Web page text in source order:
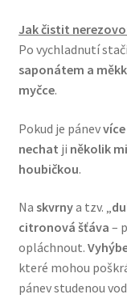
Jak čistit
Po vychladnutí
saponátem a
myčce.
Pokud je pánev
nechat ji několik
houbičkou.
Na skvrnya tzv. „
citronová šťáva –
opláchnout.
které mohou
pánev studenou